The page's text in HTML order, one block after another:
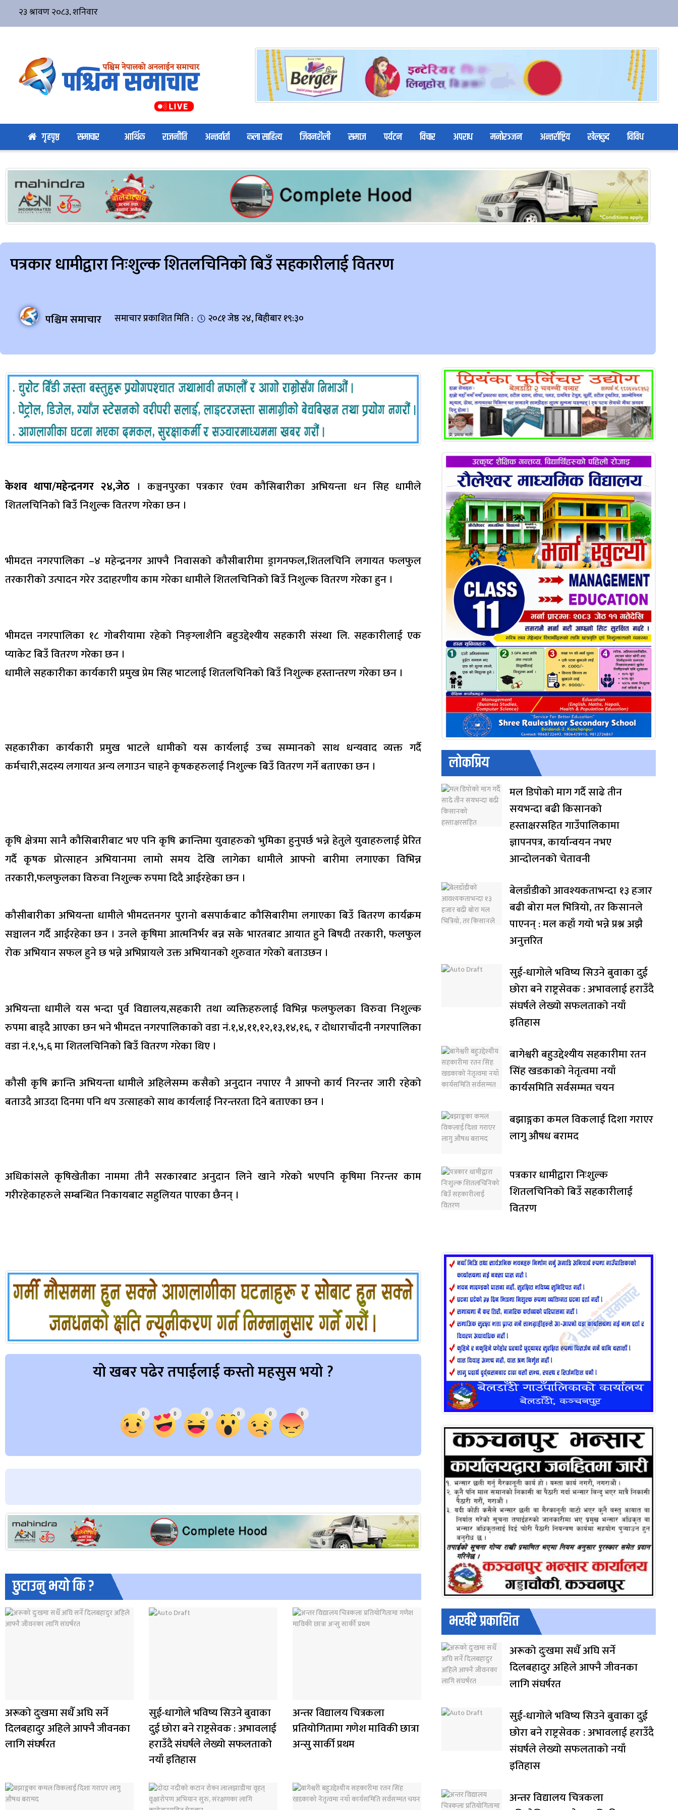
गृहपृष्ठ समाचार आर्थिक राजनीति अन्तर्वार्ता कला साहित्य जिवनशैली समाज पर्यटन विचार अपराध मनोरञ्जन अन्तर्राष्ट्रिय खेलकुद विविध
पत्रकार धामीद्वारा निःशुल्क शितलचिनिको बिउँ सहकारीलाई वितरण
पश्चिम समाचार समाचार प्रकाशित मिति : २०८१ जेष्ठ २४, बिहीबार १९:३०
केशव थापा/महेन्द्रनगर २४,जेठ । कञ्चनपुरका पत्रकार एंवम कौसिबारीका अभियन्ता धन सिह धामीले
शितलचिनिको बिउँ निशुल्क वितरण गरेका छन ।
भीमदत्त नगरपालिका –४ महेन्द्रनगर आफ्नै निवासको कौसीबारीमा ड्रागनफल,शितलचिनि लगायत फलफुल
तरकारीको उत्पादन गरेर उदाहरणीय काम गरेका धामीले शितलचिनिको बिउँ निशुल्क वितरण गरेका हुन ।
भीमदत्त नगरपालिका १८ गोबरीयामा रहेको निङ्ग्लाशैनि बहुउद्देश्यीय सहकारी संस्था लि. सहकारीलाई एक
प्याकेट बिउँ वितरण गरेका छन ।
धामीले सहकारीका कार्यकारी प्रमुख प्रेम सिह भाटलाई शितलचिनिको बिउँ निशुल्क हस्तान्तरण गरेका छन ।
सहकारीका कार्यकारी प्रमुख भाटले धामीको यस कार्यलाई उच्च सम्मानको साथ धन्यवाद व्यक्त गर्दै
कर्मचारी,सदस्य लगायत अन्य लगाउन चाहने कृषकहरुलाई निशुल्क बिउँ वितरण गर्ने बताएका छन ।
कृषि क्षेत्रमा सानै कौसिबारीबाट भए पनि कृषि क्रान्तिमा युवाहरुको भुमिका हुनुपर्छ भन्ने हेतुले युवाहरुलाई प्रेरित
गर्दै कृषक प्रोत्साहन अभियानमा लामो समय देखि लागेका धामीले आफ्नो बारीमा लगाएका विभिन्न
तरकारी,फलफुलका विरुवा निशुल्क रुपमा दिदै आईरहेका छन ।
कौसीबारीका अभियन्ता धामीले भीमदत्तनगर पुरानो बसपार्कबाट कौसिबारीमा लगाएका बिउँ बितरण कार्यक्रम
सञ्चालन गर्दै आईरहेका छन । उनले कृषिमा आत्मनिर्भर बन्न सके भारतबाट आयात हुने बिषदी तरकारी, फलफुल
रोक अभियान सफल हुने छ भन्ने अभिप्रायले उक्त अभियानको शुरुवात गरेको बताउछन ।
अभियन्ता धामीले यस भन्दा पुर्व विद्यालय,सहकारी तथा व्यक्तिहरुलाई विभिन्न फलफुलका विरुवा निशुल्क
रुपमा बाड्दै आएका छन भने भीमदत्त नगरपालिकाको वडा नं.१,४,११,१२,१३,१४,१६, र दोधाराचाँदनी नगरपालिका
वडा नं.१,५,६ मा शितलचिनिको बिउँ वितरण गरेका थिए ।
कौसी कृषि क्रान्ति अभियन्ता धामीले अहिलेसम्म कसैको अनुदान नपाएर नै आफ्नो कार्य निरन्तर जारी रहेको
बताउदै आउदा दिनमा पनि थप उत्साहको साथ कार्यलाई निरन्तरता दिने बताएका छन ।
अधिकांसले कृषिखेतीका नाममा तीनै सरकारबाट अनुदान लिने खाने गरेको भएपनि कृषिमा निरन्तर काम
गरीरहेकाहरुले सम्बन्धित निकायबाट सहुलियत पाएका छैनन् ।
यो खबर पढेर तपाईलाई कस्तो महसुस भयो ?
0 0 0 0 0 0
छुटाउनु भयो कि ?
अरूको दुःखमा सधैँ अघि सर्ने
दिलबहादुर अहिले आफ्नै जीवनका
लागि संघर्षरत
सुई-धागोले भविष्य सिउने बुवाका
दुई छोरा बने राष्ट्रसेवक : अभावलाई
हराउँदै संघर्षले लेख्यो सफलताको
नयाँ इतिहास
अन्तर विद्यालय चित्रकला
प्रतियोगितामा गणेश माविकी छात्रा
अन्सु सार्की प्रथम
लोकप्रिय
मल डिपोको माग गर्दै साढे तीन
सयभन्दा बढी किसानको
हस्ताक्षरसहित गाउँपालिकामा
ज्ञापनपत्र, कार्यान्वयन नभए
आन्दोलनको चेतावनी
बेलडाँडीको आवश्यकताभन्दा १३ हजार
बढी बोरा मल भित्रियो, तर किसानले
पाएनन् : मल कहाँ गयो भन्ने प्रश्न अझै
अनुत्तरित
सुई-धागोले भविष्य सिउने बुवाका दुई
छोरा बने राष्ट्रसेवक : अभावलाई हराउँदै
संघर्षले लेख्यो सफलताको नयाँ
इतिहास
बागेश्वरी बहुउद्देश्यीय सहकारीमा रतन
सिंह खडकाको नेतृत्वमा नयाँ
कार्यसमिति सर्वसम्मत चयन
बझाङ्गका कमल विकलाई दिशा गराएर
लागु औषध बरामद
पत्रकार धामीद्वारा निःशुल्क
शितलचिनिको बिउँ सहकारीलाई
वितरण
भर्खरै प्रकाशित
अरूको दुःखमा सधैँ अघि सर्ने
दिलबहादुर अहिले आफ्नै जीवनका
लागि संघर्षरत
सुई-धागोले भविष्य सिउने बुवाका दुई
छोरा बने राष्ट्रसेवक : अभावलाई हराउँदै
संघर्षले लेख्यो सफलताको नयाँ
इतिहास
अन्तर विद्यालय चित्रकला